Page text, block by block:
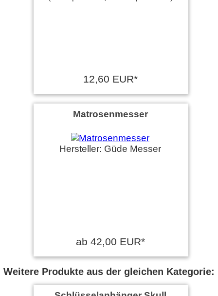
12,60 EUR*
Matrosenmesser
Hersteller: Güde Messer
ab 42,00 EUR*
Weitere Produkte aus der gleichen Kategorie: